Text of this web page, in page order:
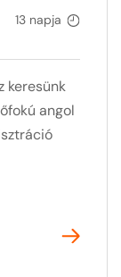
13 napja
keresünk
angol